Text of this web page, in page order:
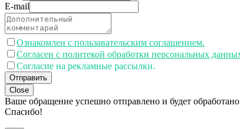
E-mail
Ознакомлен с пользавательским соглашением.
Согласен с политекой обработки персональных
Согласие на рекламные рассылки.
Отправить
Close
Ваше обращение успешно отправлено и будет
Спасибо!